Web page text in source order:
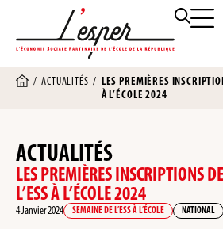
/ACTUALITÉS / LES PREMIÈRES
À L’ÉCOLE 2024
ACTUALITÉS
LES PREMIÈRES INSCRIPTIONS
L’ESS À L’ÉCOLE 2024
4 Janvier 2024 SEMAINE DE L’ESS À L’ÉCOLE NATIONAL